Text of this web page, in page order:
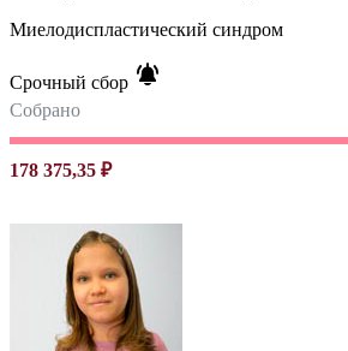
Миелодиспластический синдром
Срочный сбор
Собрано
178 375,35 ₽